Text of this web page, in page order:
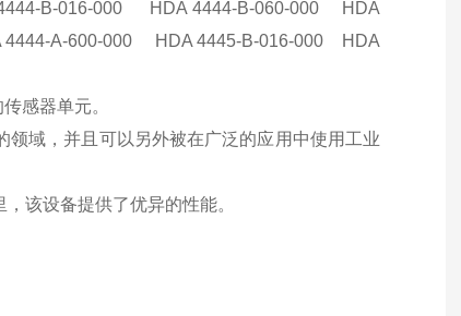
B-016-000 HDA 4444-B-060-000 HDA
A-600-000 HDA 4445-B-016-000 HDA
感器单元。
域，并且可以另外被在广泛的应用中使用工业
该设备提供了优异的性能。